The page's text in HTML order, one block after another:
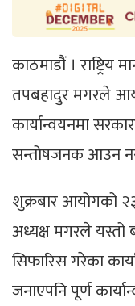
काठमाडौं ।
तपबहादुर मगरले
कार्यान्वयनमा
सन्तोषजनक आउन
शुक्रबार आयोगको
अध्यक्ष मगरले
सिफारिस गरेका
जनाएपनि पूर्ण